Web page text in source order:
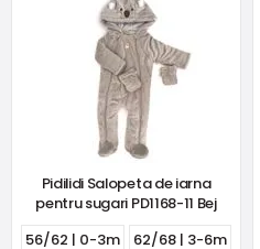
Pidilidi Salopeta de iarna
pentru sugari PD1168-11 Bej
56/62 | 0-3m
62/68 | 3-6m